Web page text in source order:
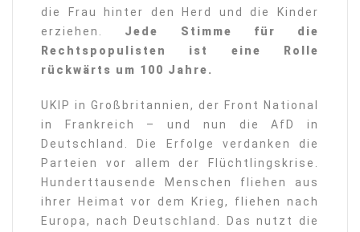
die Frau hinter den Herd und die Kinder
erziehen. Jede Stimme für die
Rechtspopulisten ist eine Rolle
rückwärts um 100 Jahre.
UKIP in Großbritannien, der Front National
in Frankreich – und nun die AfD in
Deutschland. Die Erfolge verdanken die
Parteien vor allem der Flüchtlingskrise.
Hunderttausende Menschen fliehen aus
ihrer Heimat vor dem Krieg, fliehen nach
Europa, nach Deutschland. Das nutzt die